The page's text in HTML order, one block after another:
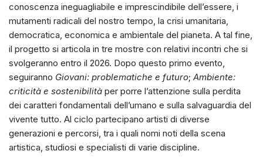
conoscenza ineguagliabile e imprescindibile dell’essere, i
mutamenti radicali del nostro tempo, la crisi umanitaria,
democratica, economica e ambientale del pianeta. A tal fine,
il progetto si articola in tre mostre con relativi incontri che si
svolgeranno entro il 2026. Dopo questo primo evento,
seguiranno Giovani: problematiche e futuro; Ambiente:
criticità e sostenibilità per porre l’attenzione sulla perdita
dei caratteri fondamentali dell’umano e sulla salvaguardia del
vivente tutto. Al ciclo partecipano artisti di diverse
generazioni e percorsi, tra i quali nomi noti della scena
artistica, studiosi e specialisti di varie discipline.